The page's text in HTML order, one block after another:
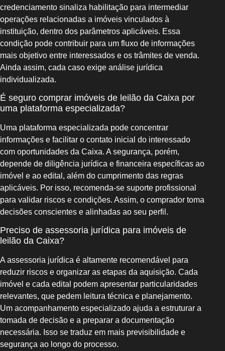
credenciamento sinaliza habilitação para intermediar
operações relacionadas a imóveis vinculados à
instituição, dentro dos parâmetros aplicáveis. Essa
condição pode contribuir para um fluxo de informações
mais objetivo entre interessados e os trâmites de venda.
Ainda assim, cada caso exige análise jurídica
individualizada.
É seguro comprar imóveis de leilão da Caixa por
uma plataforma especializada?
Uma plataforma especializada pode concentrar
informações e facilitar o contato inicial do interessado
com oportunidades da Caixa. A segurança, porém,
depende de diligência jurídica e financeira específicas ao
imóvel e ao edital, além do cumprimento das regras
aplicáveis. Por isso, recomenda-se suporte profissional
para validar riscos e condições. Assim, o comprador toma
decisões conscientes e alinhadas ao seu perfil.
Preciso de assessoria jurídica para imóveis de
leilão da Caixa?
A assessoria jurídica é altamente recomendável para
reduzir riscos e organizar as etapas da aquisição. Cada
imóvel e cada edital podem apresentar particularidades
relevantes, que pedem leitura técnica e planejamento.
Um acompanhamento especializado ajuda a estruturar a
tomada de decisão e a preparar a documentação
necessária. Isso se traduz em mais previsibilidade e
segurança ao longo do processo.